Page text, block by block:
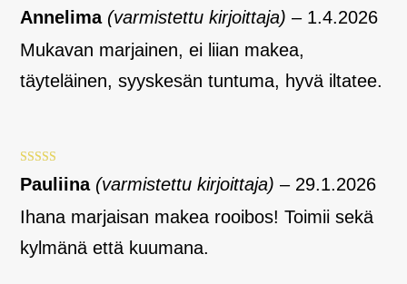
Arvostelu
tuotteesta:
Annelima (varmistettu kirjoittaja) – 1.4.2026
Mukavan marjainen, ei liian makea,
täyteläinen, syyskesän tuntuma, hyvä iltatee.
Arvostelu
tuotteesta: 5
Pauliina (varmistettu kirjoittaja) – 29.1.2026
Ihana marjaisan makea rooibos! Toimii sekä
kylmänä että kuumana.